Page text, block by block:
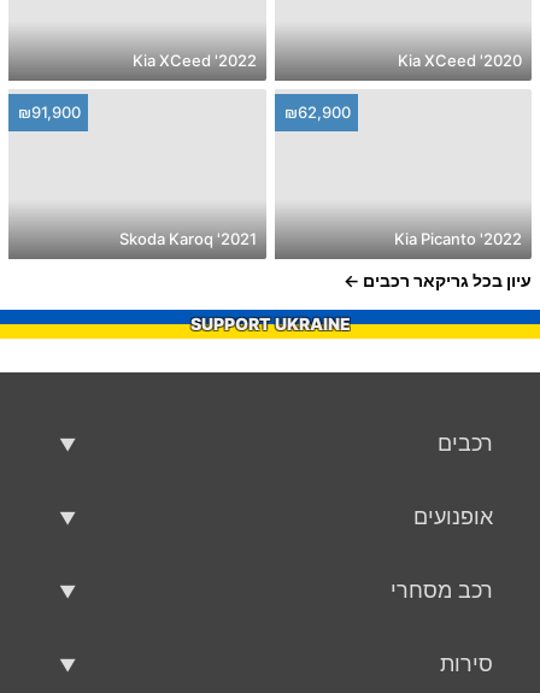
2020' Kia XCeed
2022' Kia XCeed
₪62,900
2022' Kia Picanto
₪91,900
2021' Skoda Karoq
עיון בכל גריקאר רכבים
SUPPORT UKRAINE
רכבים
אופנועים
רכב מסחרי
סירות